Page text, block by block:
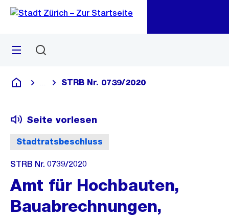
Navigation
Sprunglink
Menü
Deutsch
Blende alle Breadcrumbs ein
STRB Nr. 0739/2020
Stadtratsbeschluss
Seite vorlesen
STRB Nr. 0739/2020
Amt für Hochbauten,
Bauabrechnungen,